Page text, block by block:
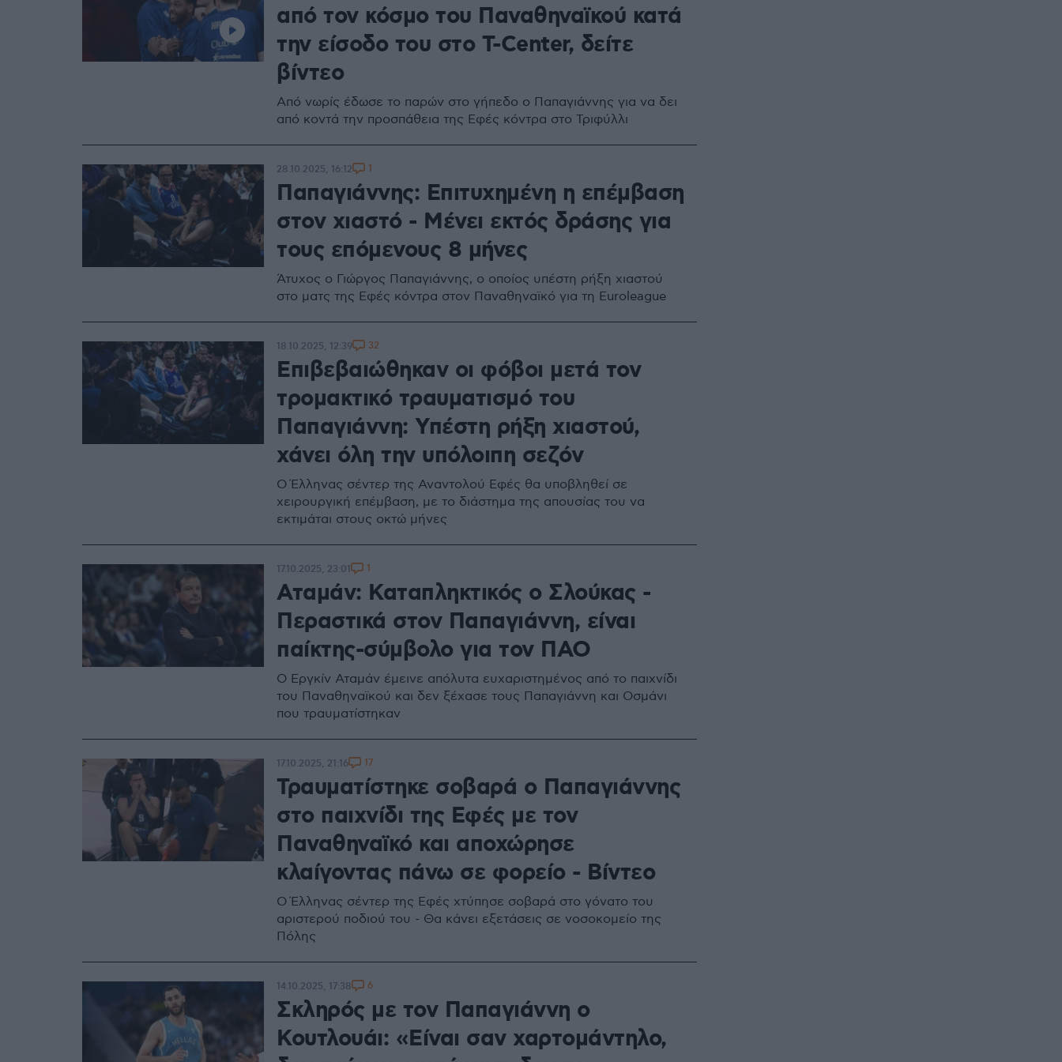
από τον κόσμο του Παναθηναϊκού κατά
την είσοδο του στο T-Center, δείτε
βίντεο
Από νωρίς έδωσε το παρών στο γήπεδο ο Παπαγιάννης για να δει
από κοντά την προσπάθεια της Εφές κόντρα στο Τριφύλλι
Παπαγιάννης: Επιτυχημένη η επέμβαση
στον χιαστό - Μένει εκτός δράσης για
τους επόμενους 8 μήνες
Άτυχος ο Γιώργος Παπαγιάννης, ο οποίος υπέστη ρήξη χιαστού
στο ματς της Εφές κόντρα στον Παναθηναϊκό για τη Euroleague
28.10.2025, 16:12 1
Επιβεβαιώθηκαν οι φόβοι μετά τον
τρομακτικό τραυματισμό του
Παπαγιάννη: Υπέστη ρήξη χιαστού,
χάνει όλη την υπόλοιπη σεζόν
Ο Έλληνας σέντερ της Αναντολού Εφές θα υποβληθεί σε
χειρουργική επέμβαση, με το διάστημα της απουσίας του να
εκτιμάται στους οκτώ μήνες
18.10.2025, 12:39 32
Αταμάν: Καταπληκτικός ο Σλούκας -
Περαστικά στον Παπαγιάννη, είναι
παίκτης-σύμβολο για τον ΠΑΟ
Ο Εργκίν Αταμάν έμεινε απόλυτα ευχαριστημένος από το παιχνίδι
του Παναθηναϊκού και δεν ξέχασε τους Παπαγιάννη και Οσμάνι
που τραυματίστηκαν
17.10.2025, 23:01 1
Τραυματίστηκε σοβαρά ο Παπαγιάννης
στο παιχνίδι της Εφές με τον
Παναθηναϊκό και αποχώρησε
κλαίγοντας πάνω σε φορείο - Βίντεο
O Έλληνας σέντερ της Εφές χτύπησε σοβαρά στο γόνατο του
αριστερού ποδιού του - Θα κάνει εξετάσεις σε νοσοκομείο της
Πόλης
17.10.2025, 21:16 17
Σκληρός με τον Παπαγιάννη ο
Κουτλουάι: «Είναι σαν χαρτομάντηλο,
14.10.2025, 17:38 6